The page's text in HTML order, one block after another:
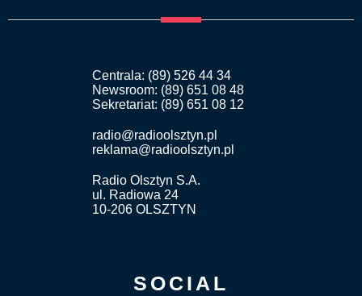
Centrala: (89) 526 44 34
Newsroom: (89) 651 08 48
Sekretariat: (89) 651 08 12
radio@radioolsztyn.pl
reklama@radioolsztyn.pl
Radio Olsztyn S.A.
ul. Radiowa 24
10-206 OLSZTYN
SOCIAL